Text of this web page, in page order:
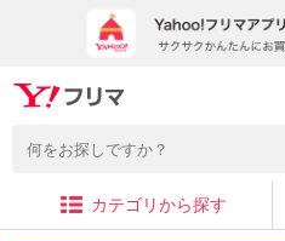
カテゴリから探す